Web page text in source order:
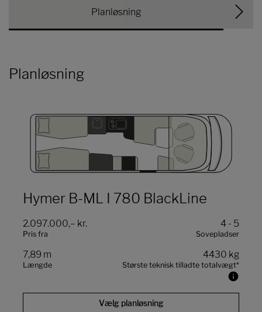
Planløsning
Planløsning
Hymer B-ML I 780 BlackLine
2.097.000,– kr.
Pris fra
4 - 5
Sovepladser
7,89 m
Længde
4430 kg
Største teknisk tilladte totalvægt*
Vælg planløsning